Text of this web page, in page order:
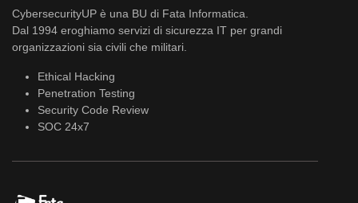
CybersecurityUP è una BU di Fata Informatica.
Dal 1994 eroghiamo servizi di sicurezza IT per grandi
organizzazioni sia civili che militari.
Ethical Hacking
Penetration Testing
Security Code Review
SOC 24x7